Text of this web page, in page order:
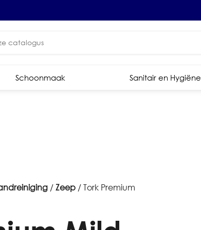
Schoonmaak Sanitair en Hygiëne
/ Zeep / Tork Premium